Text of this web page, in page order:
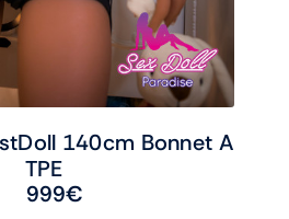
140cm Bonnet A
TPE
999€